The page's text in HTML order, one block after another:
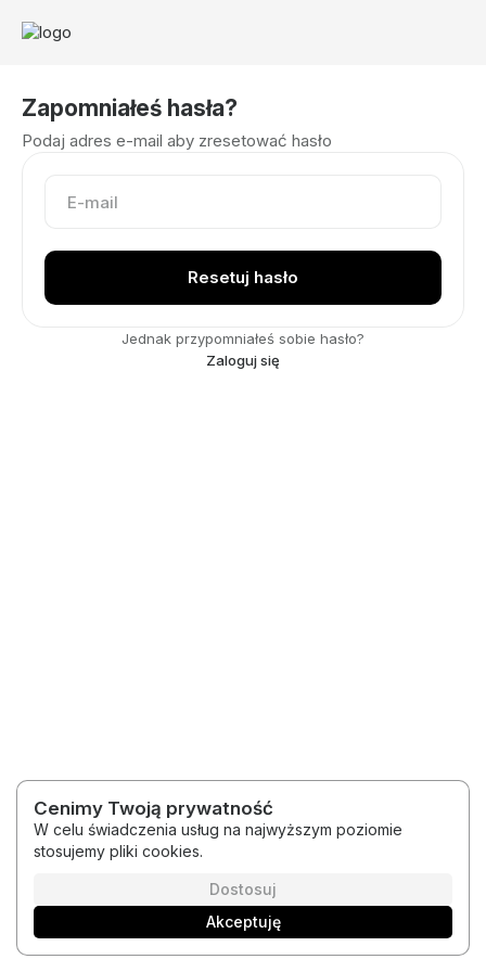
Zapomniałeś hasła?
Podaj adres e-mail aby zresetować hasło
Jednak przypomniałeś sobie hasło?
Zaloguj się
RegulaminPolityka prywatności
Cenimy Twoją prywatność
W celu świadczenia usług na najwyższym poziomie
stosujemy pliki cookies.
Dostosuj
Akceptuję